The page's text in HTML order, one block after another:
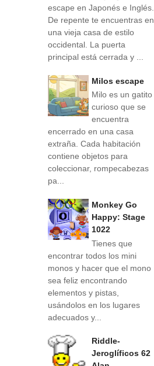
escape en Japonés e Inglés.
De repente te encuentras en
una vieja casa de estilo
occidental. La puerta
principal está cerrada y ...
Milos escape
Milo es un gatito
curioso que se
encuentra
encerrado en una casa
extraña. Cada habitación
contiene objetos para
coleccionar, rompecabezas
pa...
Monkey Go
Happy: Stage
1022
Tienes que
encontrar todos los mini
monos y hacer que el mono
sea feliz encontrando
elementos y pistas,
usándolos en los lugares
adecuados y...
Riddle-
Jeroglíficos 62